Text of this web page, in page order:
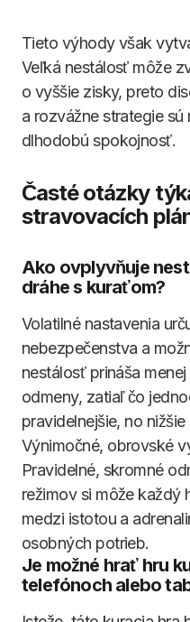
Tieto výhody však
Veľká nestálosť môže
o vyššie zisky, preto
a rozvážne strategie
dlhodobú spokojnosť.
Časté otázky
stravovacích
Ako ovplyvňuje
dráhe s kuraťom?
Volatilné nastavenia
nebezpečenstva a
nestálosť prináša
odmeny, zatiaľ čo
pravidelnejšie, no nižšie
Výnimočné, obrovské
Pravidelné, skromné
režimov si môže každý
medzi istotou a
osobných potrieb.
Je možné hrať hru
telefónoch alebo